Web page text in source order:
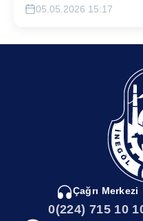
05.05.2026 15:17
Çağrı Merkezi
0(224) 715 10